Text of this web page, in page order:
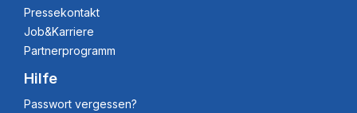
Pressekontakt
Job&Karriere
Partnerprogramm
Hilfe
Passwort vergessen?